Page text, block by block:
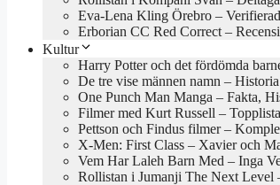
Eva-Lena Kling Örebro –
Erborian CC Red Correct –
Kultur
Harry Potter och det fördömda
De tre vise männen namn –
One Punch Man Manga – Fakta,
Filmer med Kurt Russell –
Pettson och Findus filmer –
X-Men: First Class – Xavier och
Vem Har Laleh Barn Med – Inga
Rollistan i Jumanji The Next Level